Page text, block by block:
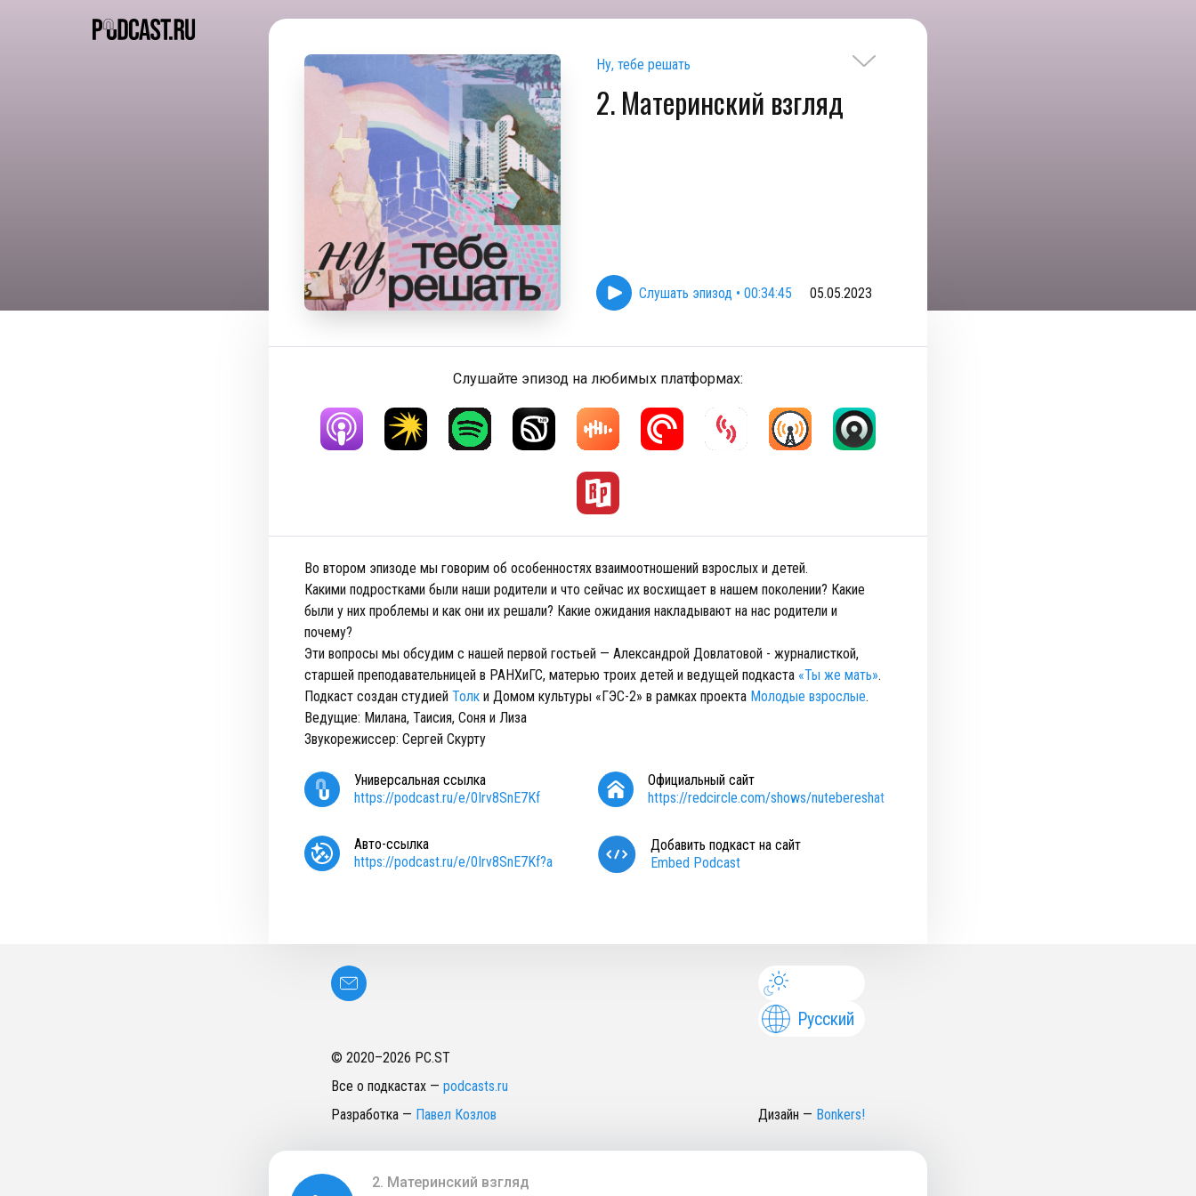
Ну, тебе решать
2. Материнский взгляд
Слушать эпизод • 00:34:45 05.05.2023
Слушайте эпизод на любимых платформах:
Во втором эпизоде мы говорим об особенностях взаимоотношений взрослых и детей.
Какими подростками были наши родители и что сейчас их восхищает в нашем поколении? Какие
были у них проблемы и как они их решали? Какие ожидания накладывают на нас родители и
почему?
Эти вопросы мы обсудим с нашей первой гостьей — Александрой Довлатовой - журналисткой,
старшей преподавательницей в РАНХиГС, матерью троих детей и ведущей подкаста «Ты же мать».
Подкаст создан студией Толк и Домом культуры «ГЭС-2» в рамках проекта Молодые взрослые.
Ведущие: Милана, Таисия, Соня и Лиза
Звукорежиссер: Сергей Скурту
Универсальная ссылка
https://podcast.ru/e/0Irv8SnE7Kf
Официальный сайт
https://redcircle.com/shows/nutebereshat
Авто-ссылка
https://podcast.ru/e/0Irv8SnE7Kf?a
Добавить подкаст на сайт
Embed Podcast
Русский
© 2020–2026 PC.ST
Все о подкастах — podcasts.ru
Разработка — Павел Козлов Дизайн — Bonkers!
2. Материнский взгляд